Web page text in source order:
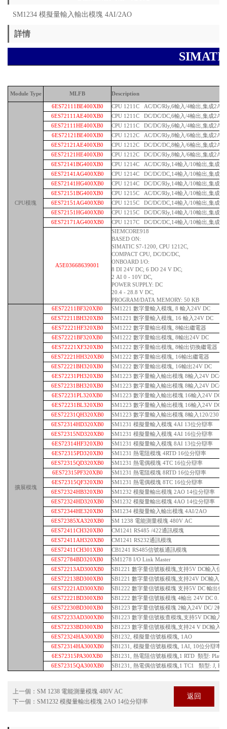
SM1234 模擬量輸入輸出模塊 4AI/2AO
詳情
Module Type MLFB Description
CPU模塊
6ES72111BE400XB0
CPU 1211C AC/DC/Rly,6輸入/4輸出,集成2AI
6ES72111AE400XB0
CPU 1211C DC/DC/DC,6輸入/4輸出,集成2AI
6ES72111HE400XB0
CPU 1211C DC/DC/Rly,6輸入/4輸出,集成2AI
6ES72121BE400XB0
CPU 1212C AC/DC/Rly,8輸入/6輸出,集成2AI
6ES72121AE400XB0
CPU 1212C DC/DC/DC,8輸入/6輸出,集成2AI
6ES72121HE400XB0
CPU 1212C DC/DC/Rly,8輸入/6輸出,集成2AI
6ES72141BG400XB0
CPU 1214C AC/DC/Rly,14輸入/10輸出,集成
6ES72141AG400XB0
CPU 1214C DC/DC/DC,14輸入/10輸出,集成
6ES72141HG400XB0
CPU 1214C DC/DC/Rly,14輸入/10輸出,集成
6ES72151BG400XB0
CPU 1215C AC/DC/Rly,14輸入/10輸出,集成
6ES72151AG400XB0
CPU 1215C DC/DC/DC,14輸入/10輸出,集成
6ES72151HG400XB0
CPU 1215C DC/DC/Rly,14輸入/10輸出,集成
6ES72171AG400XB0
CPU 1217C DC/DC/DC,14輸入/10輸出,集成
A5E03668639001
SIEMCORE918
BASED ON:
SIMATIC S7-1200, CPU 1212C,
COMPACT CPU, DC/DC/DC,
ONBOARD I/O:
8 DI 24V DC; 6 DO 24 V DC;
2 AI 0 - 10V DC,
POWER SUPPLY: DC
20.4 - 28.8 V DC,
PROGRAM/DATA MEMORY: 50 KB
擴展模塊
6ES72211BF320XB0
SM1221 數字量輸入模塊, 8 輸入24V DC
6ES72211BH320XB0
SM1221 數字量輸入模塊, 16 輸入24V DC
6ES72221HF320XB0
SM1222 數字量輸出模塊, 8輸出繼電器
6ES72221BF320XB0
SM1222 數字量輸出模塊, 8輸出24V DC
6ES72221XF320XB0
SM1222 數字量輸出模塊, 8輸出切換繼電器
6ES72221HH320XB0
SM1222 數字量輸出模塊, 16輸出繼電器
6ES72221BH320XB0
SM1222 數字量輸出模塊, 16輸出24V DC
6ES72231PH320XB0
SM1223 數字量輸入輸出模塊 8輸入24V DC/ 8
6ES72231BH320XB0
SM1223 數字量輸入輸出模塊 8輸入24V DC/ 8
6ES72231PL320XB0
SM1223 數字量輸入輸出模塊 16輸入24V DC/
6ES72231BL320XB0
SM1223 數字量輸入輸出模塊 16輸入24V DC/
6ES72231QH320XB0
SM1223 數字量輸入輸出模塊 8輸入120/230V
6ES72314HD320XB0
SM1231 模擬量輸入模塊 4AI 13位分辯率
6ES72315ND320XB0
SM1231 模擬量輸入模塊 4AI 16位分辯率
6ES72314HF320XB0
SM1231 模擬量輸入模塊 8AI 13位分辯率
6ES72315PD320XB0
SM1231 熱電阻模塊 4RTD 16位分辯率
6ES72315QD320XB0
SM1231 熱電偶模塊 4TC 16位分辯率
6ES72315PF320XB0
SM1231 熱電阻模塊 8RTD 16位分辯率
6ES72315QF320XB0
SM1231 熱電偶模塊 8TC 16位分辯率
6ES72324HB320XB0
SM1232 模擬量輸出模塊 2AO 14位分辯率
6ES72324HD320XB0
SM1232 模擬量輸出模塊 4AO 14位分辯率
6ES72344HE320XB0
SM1234 模擬量輸入輸出模塊 4AI/2AO
6ES72385XA320XB0
SM 1238 電能測量模塊 480V AC
6ES72411CH320XB0
CM1241 RS485 /422通訊模塊
6ES72411AH320XB0
CM1241 RS232通訊模塊
6ES72411CH301XB0
CB1241 RS485信號板通訊模塊
6ES72784BD320XB0
SM1278 I/O Link Master
6ES72213AD300XB0
SB1221 數字量信號板模塊,支持5V DC輸入信
6ES72213BD300XB0
SB1221 數字量信號板模塊,支持24V DC輸入
6ES72221AD300XB0
SB1222 數字量信號板模塊 支持5V DC 輸出信
6ES72221BD300XB0
SB1222 數字量信號板模塊 4輸出 24V DC
6ES72230BD300XB0
SB1223 數字量信號板模塊 2輸入24V DC/ 2輸
6ES72233AD300XB0
SB1223 數字量信號板查模塊,支持5V DC輸入
6ES72233BD300XB0
SB1223 數字量信號板模塊,支持24 V DC輸入
6ES72324HA300XB0
SB1232, 模擬量信號板模塊, 1AO
6ES72314HA300XB0
SB1231, 模擬量信號板模塊, 1AI, 10位分辯率,
6ES72315PA300XB0
SB1231, 熱電阻信號板模塊,1 RTD 類型:
6ES72315QA300XB0
SB1231, 熱電偶信號板模塊,1 TC1 類型: J, K
上一個： SM 1238 電能測量模塊 480V AC
下一個： SM1232 模擬量輸出模塊 2AO 14位分辯率
返回